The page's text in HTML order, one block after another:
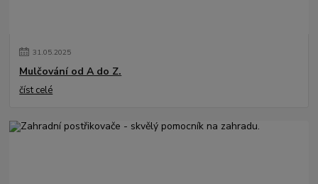
31.05.2025
Mulčování od A do Z.
číst celé